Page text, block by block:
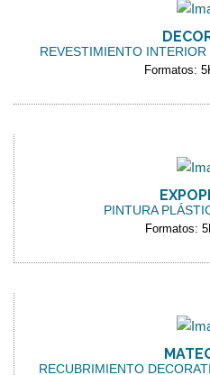
REVESTIMIENTO INTERIOR
Formatos:
PINTURA
Formatos:
RECUBRIMIENTO